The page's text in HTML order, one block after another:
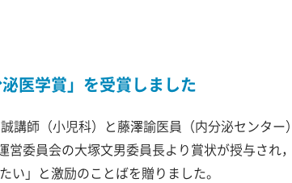
医学賞」を受賞しました
講師（小児科）と藤澤諭医員（内分泌センター
委員会の大塚文男委員長より賞状が授与され
い」と激励のことばを贈りました。